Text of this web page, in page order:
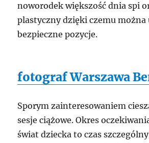
noworodek większość dnia spi
plastyczny dzięki czemu można
bezpieczne pozycje.
fotograf Warszawa
Sporym zainteresowaniem
sesje ciążowe. Okres
świat dziecka to czas